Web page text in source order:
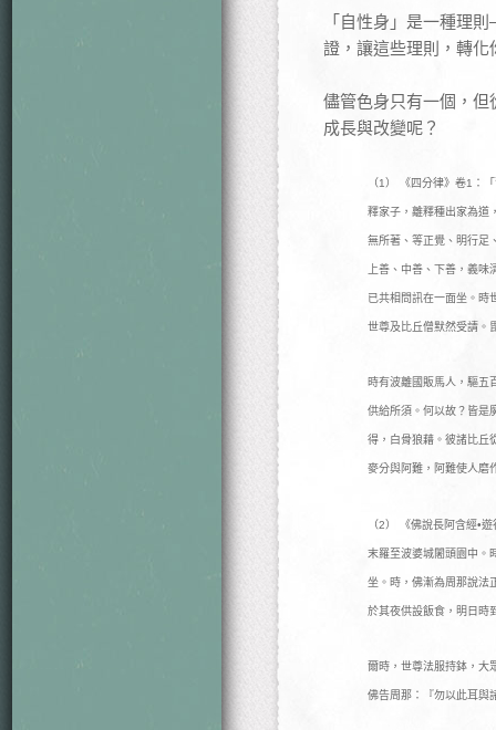
「自性身」是一種理
證，讓這些理則，轉
儘管色身只有一個，
成長與改變呢？
（1） 《四分律》卷1：
釋家子，離釋種出家為道
無所著、等正覺、明行足
上善、中善、下善，義
已共相問訊在一面坐。時
世尊及比丘僧默然受請。
時有波離國販馬人，驅五
供給所須。何以故？皆是
得，白骨狼藉。彼諸比丘
麥分與阿難，阿難使人磨
（2） 《佛說長阿含經•
末羅至波婆城闍頭園中。
坐。時，佛漸為周那說法
於其夜供設飯食，明日時
爾時，世尊法服持鉢，大
佛告周那：『勿以此耳與